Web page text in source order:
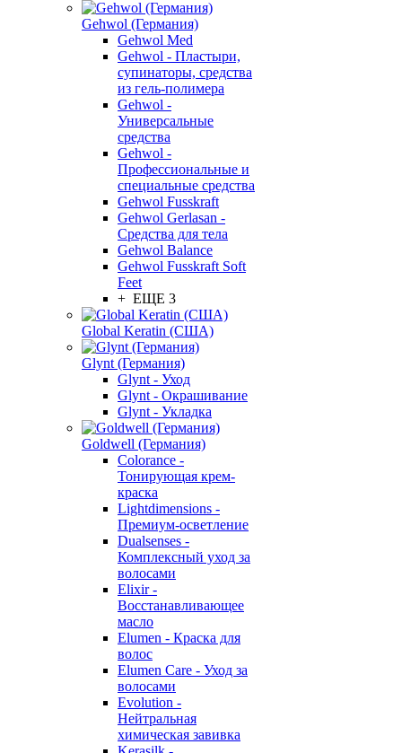
Gehwol (Германия)
Gehwol Med
Gehwol - Пластыри,
супинаторы, средства
из гель-полимера
Gehwol -
Универсальные
средства
Gehwol -
Профессиональные и
специальные средства
Gehwol Fusskraft
Gehwol Gerlasan -
Средства для тела
Gehwol Balance
Gehwol Fusskraft Soft
Feet
+ ЕЩЕ 3
Global Keratin (США)
Glynt (Германия)
Glynt - Уход
Glynt - Окрашивание
Glynt - Укладка
Goldwell (Германия)
Colorance -
Тонирующая крем-
краска
Lightdimensions -
Премиум-осветление
Dualsenses -
Комплексный уход за
волосами
Elixir -
Восстанавливающее
масло
Elumen - Краска для
волос
Elumen Care - Уход за
волосами
Evolution -
Нейтральная
химическая завивка